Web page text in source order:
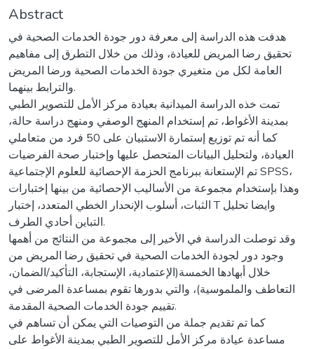
Abstract
هدفت هذه الدراسة إلى معرفة دور جودة الخدمات الصحية في
تحقيق رضا المريض للعيادة، وذلك من خلال التطرق إلى مفاهيم
العامة لكل من متغيري جودة الخدمات الصحية ورضا المريض
والترابط بينهما.
تمت خذه الدراسة الميدانية بعيادة مركز الأمل للتصوير الطبي
بمدينة الأغواط، تم إستخدام المنهج الوصفي ومنهج دراسة حالة،
كما أنه تم توزيع إستمارة الاستبيان على 50 فرد من متعاملي
العيادة، ولتحليل البيانات المتحصل عليها وإختبار صحة الفرضيات
تم الإستعانة ببرنامج الحزمة الإحصائية للعلوم الإجتماعية SPSS،
وهذا بإستخدام مجموعة من الأساليب الإحصائية من بينها إختبارات
الثبات، أسلوب الإنحدار الخطي المتعدد، إختبار T وايضا تحليل
التباين أحادي الطرف.
وقد توصلت الدراسة في الأخير إلى مجموعة من النتائج من أهمها
وجود دور لجودة الخدمات الصحية في تحقيق رضا المريض من
خلال أبهادها الخمسة(الإعتمادية، الإستجابة، التأكيد/الضمان،
التعاطف والملموسية)، والتي بدورها تقوم بمساعدة المرضى في
تقييم جودة الخدمات الصحية المقدمة.
كما تم تقديم جملة من التوصيات التي يمكن أن تساهم في
مساعدة عيادة مركز الأمل للتصوير الطبي بمدينة الأغواط على